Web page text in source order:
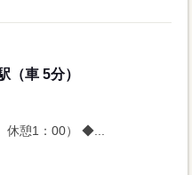
（車 5分）
休憩1：00） ◆...